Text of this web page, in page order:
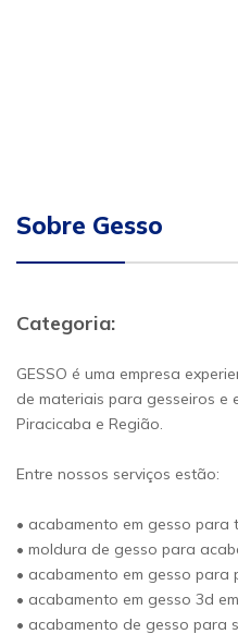
Sobre Gesso
Categoria:
GESSO é uma empresa
de materiais para gesseiros e
Piracicaba e Região.
Entre nossos serviços estão:
• acabamento em gesso para
• moldura de gesso para
• acabamento em gesso para
• acabamento em gesso 3d
• acabamento de gesso para